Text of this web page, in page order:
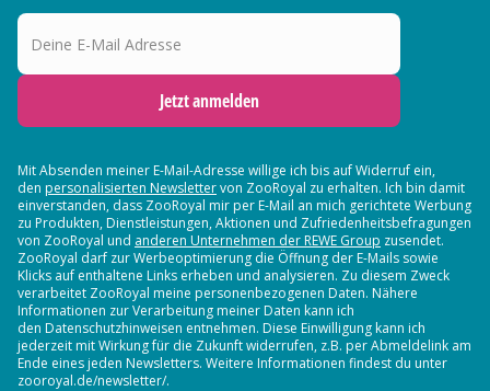
Deine E-Mail Adresse
Jetzt anmelden
Mit Absenden meiner E-Mail-Adresse willige ich bis auf Widerruf ein,
den personalisierten Newslettervon ZooRoyal zu erhalten. Ich bin damit
einverstanden, dass ZooRoyal mir per E-Mail an mich gerichtete Werbung
zu Produkten, Dienstleistungen, Aktionen und Zufriedenheitsbefragungen
von ZooRoyal und anderen Unternehmen der REWE Group zusendet.
ZooRoyal darf zur Werbeoptimierung die Öffnung der E-Mails sowie
Klicks auf enthaltene Links erheben und analysieren. Zu diesem Zweck
verarbeitet ZooRoyal meine personenbezogenen Daten. Nähere
Informationen zur Verarbeitung meiner Daten kann ich
den Datenschutzhinweisen entnehmen. Diese Einwilligung kann ich
jederzeit mit Wirkung für die Zukunft widerrufen, z.B. per Abmeldelink am
Ende eines jeden Newsletters. Weitere Informationen findest du unter
zooroyal.de/newsletter/.